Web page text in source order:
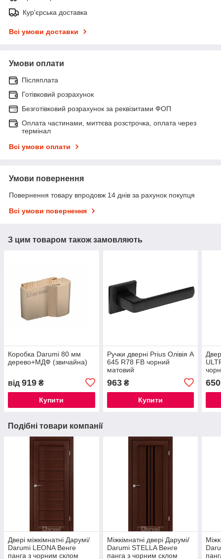
Кур'єрська доставка
Всі умови доставки
Умови оплати
Післяплата
Готівковий розрахунок
Безготівковий розрахунок за реквізитами ФОП
Оплата частинами, миттєва розстрочка, оплата через
термінал
Всі умови оплати
Умови повернення
Повернення товару впродовж 14 днів за рахунок покупця
Всі умови повернення
З цим товаром також замовляють
Коробка Darumi 80 мм
дерево+МДФ (звичайна)
від 919 ₴
Купити
Ручки дверні Prius Олівія А
645 R78 FB чорний
матовий
963₴
Купити
650
Подібні товари компанії
Двері міжкімнатні Дарумі/
Darumi LEONA Венге
панга з чорним склом
Міжкімнатні двері Дарумі/
Darumi STELLA Венге
панга з чорним склом